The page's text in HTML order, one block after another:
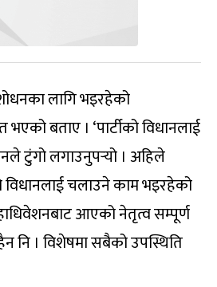
लागि भइरहेको
बताए । ‘पार्टीको विधानलाई
टुंगो लगाउनुपर्‍यो । अहिले
विधानलाई चलाउने काम भइरहेको
आएको नेतृत्व सम्पूर्ण
। विशेषमा सबैको उपस्थिति